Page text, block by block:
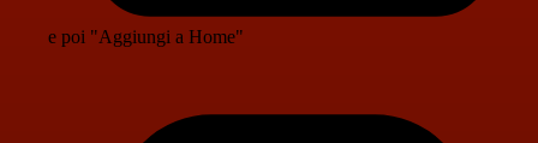
e poi "Aggiungi a Home"